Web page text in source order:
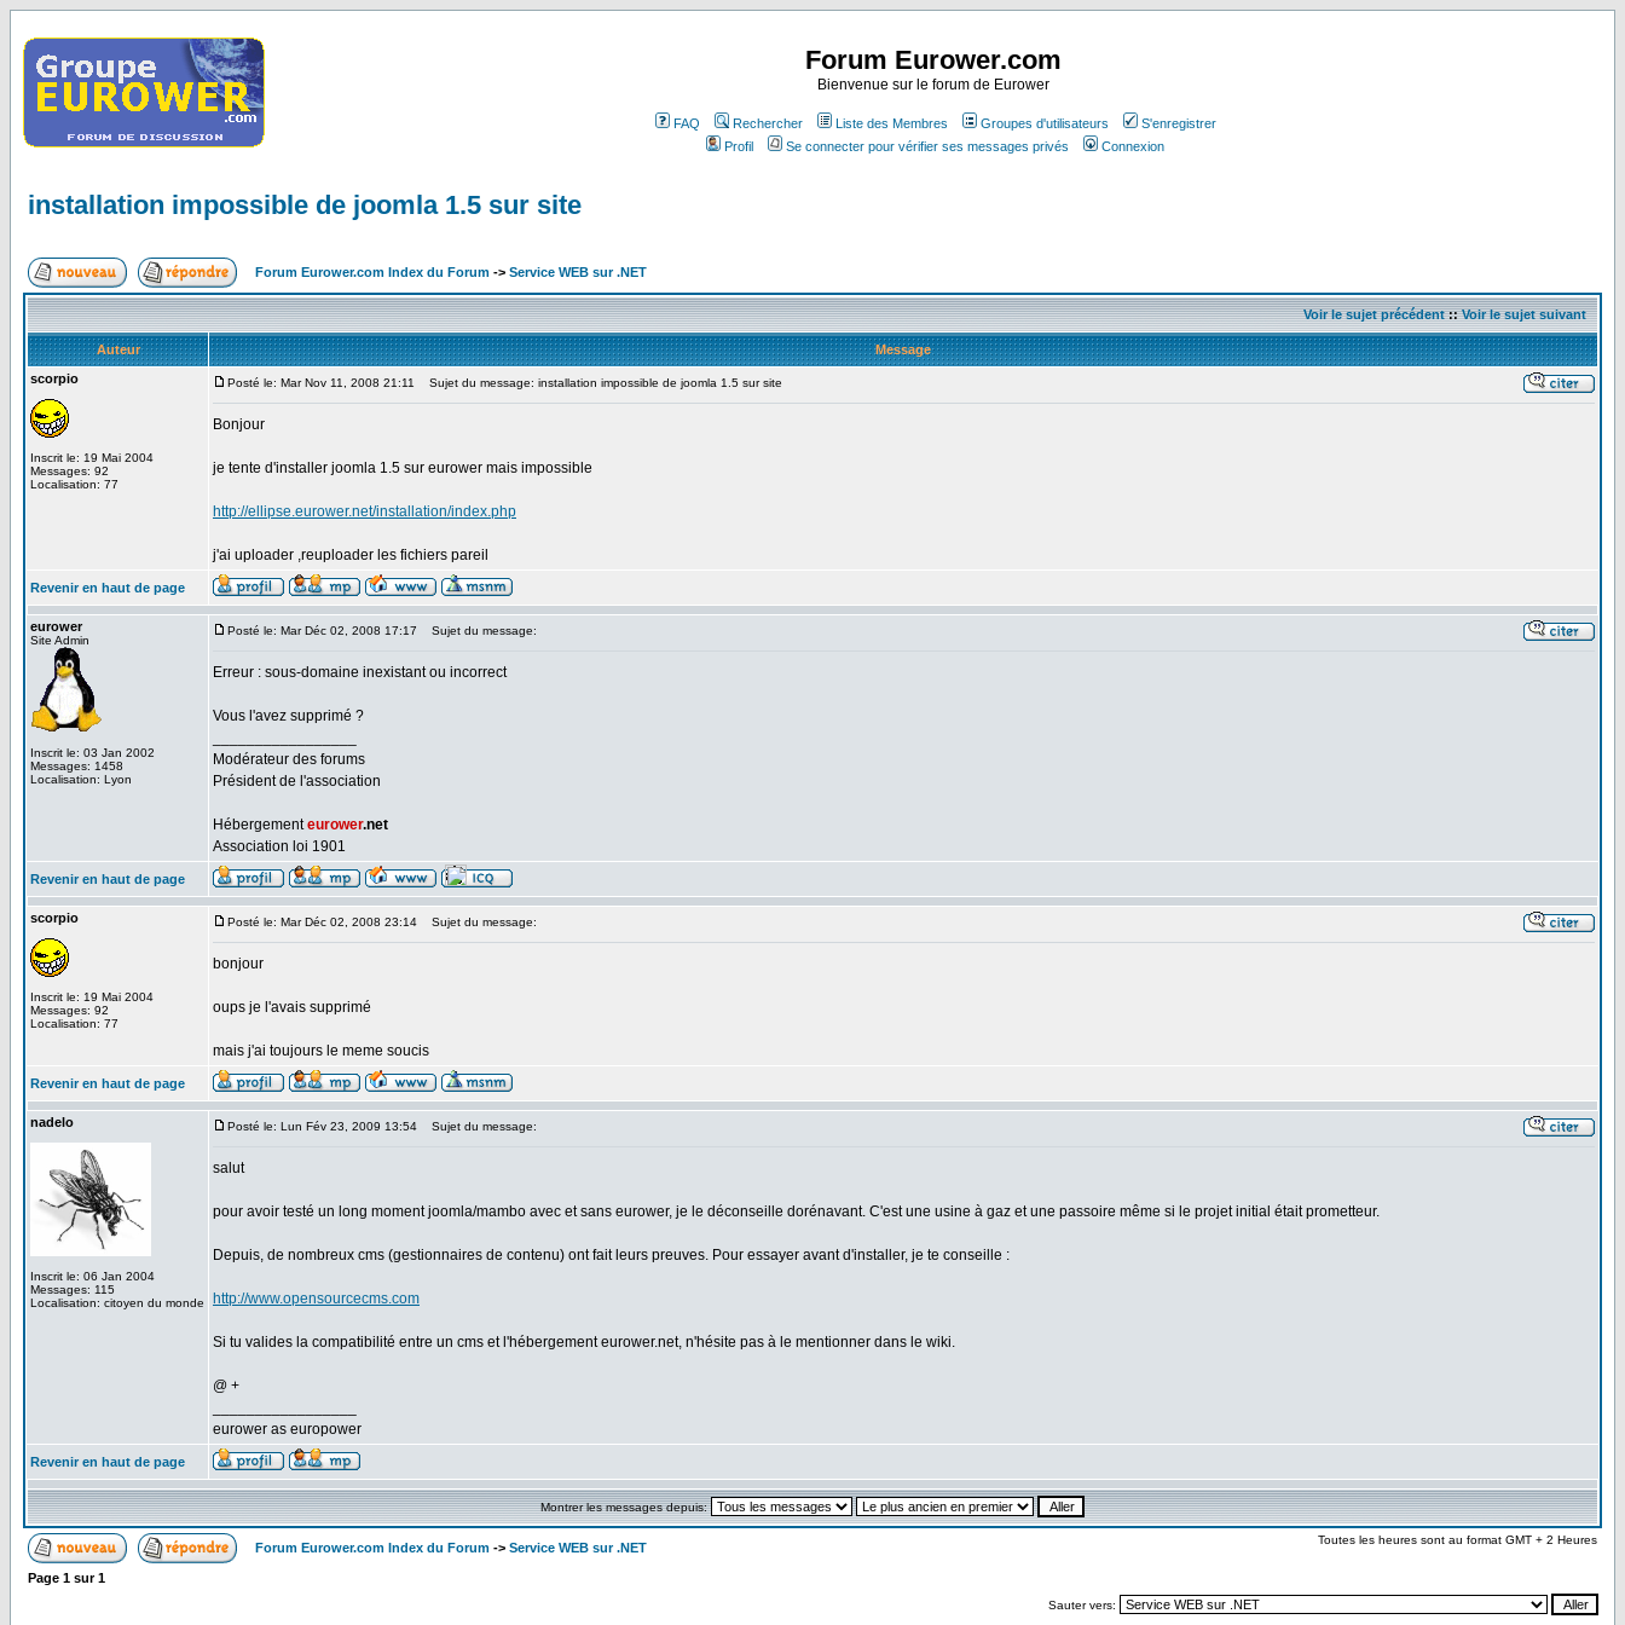
Forum Eurower.com
Bienvenue sur le forum de Eurower
FAQ Rechercher Liste des Membres Groupes d'utilisateurs
S'enregistrer
Profil
Se connecter pour vérifier ses messages privés Connexion
installation impossible de joomla 1.5 sur site
Forum Eurower.com Index du Forum -> Service WEB sur .NET
Voir le sujet précédent::Voir le sujet suivant
Auteur
Message
scorpio
Inscrit le: 19 Mai 2004
Messages: 92
Localisation: 77
Posté le: Mar Nov 11, 2008 21:11 Sujet du message: installation impossible de joomla 1.5 sur site
Bonjour
je tente d'installer joomla 1.5 sur eurower mais impossible
http://ellipse.eurower.net/installation/index.php
j'ai uploader ,reuploader les fichiers pareil
Revenir en haut de page
eurower
Site Admin
Inscrit le: 03 Jan 2002
Messages: 1458
Localisation: Lyon
Posté le: Mar Déc 02, 2008 17:17 Sujet du message:
Erreur : sous-domaine inexistant ou incorrect
Vous l'avez supprimé ?
Modérateur des forums
Président de l'association
Hébergementeurower.net
Association loi 1901
Revenir en haut de page
scorpio
Inscrit le: 19 Mai 2004
Messages: 92
Localisation: 77
Posté le: Mar Déc 02, 2008 23:14 Sujet du message:
bonjour
oups je l'avais supprimé
mais j'ai toujours le meme soucis
Revenir en haut de page
nadelo
Inscrit le: 06 Jan 2004
Messages: 115
Localisation: citoyen du monde
Posté le: Lun Fév 23, 2009 13:54 Sujet du message:
salut
pour avoir testé un long moment joomla/mambo avec et sans eurower, je le déconseille dorénavant. C'est une usine à gaz et une passoire même si le projet initial était prometteur.
Depuis, de nombreux cms (gestionnaires de contenu) ont fait leurs preuves. Pour essayer avant d'installer, je te conseille :
http://www.opensourcecms.com
Si tu valides la compatibilité entre un cms et l'hébergement eurower.net, n'hésite pas à le mentionner dans le wiki.
@ +
eurower as europower
Revenir en haut de page
Montrer les messages depuis:
Forum Eurower.com Index du Forum -> Service WEB sur .NET
Toutes les heures sont au format GMT + 2 Heures
Page 1 sur1
Sauter vers: